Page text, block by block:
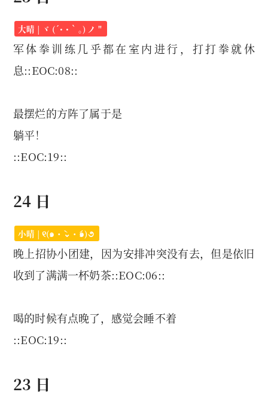
大晴 | ヾ (´･ ･｀｡) ノ "
军体拳训练几乎都在室内进行，打打拳就休
息::EOC:08::
最摆烂的方阵了属于是
躺平！
::EOC:19::
24 日
小晴 | ୧(๑・̀⌄・́๑)૭
晚上招协小团建，因为安排冲突没有去，但是依旧
收到了满满一杯奶茶::EOC:06::
喝的时候有点晚了，感觉会睡不着
::EOC:19::
23 日